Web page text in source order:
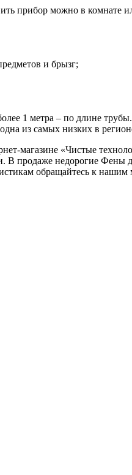
прибор можно в комнате
и брызг;
1 метра – по длине
из самых низких в
магазине «Чистые
продаже недорогие Фены
обращайтесь к нашим